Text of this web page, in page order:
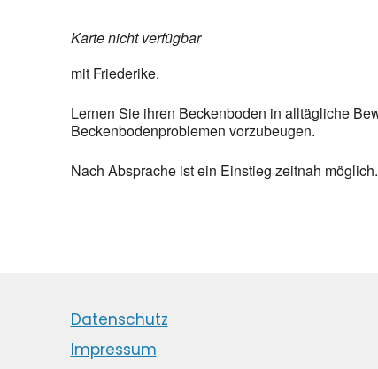
Karte nicht verfügbar
mit Friederike.
Lernen Sie ihren Beckenboden in alltägliche
Beckenbodenproblemen vorzubeugen.
Nach Absprache ist ein Einstieg zeitnah möglich.
Datenschutz
Impressum